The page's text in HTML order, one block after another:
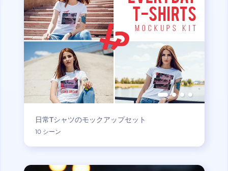
日常Tシャツのモックアップセット
10 シーン